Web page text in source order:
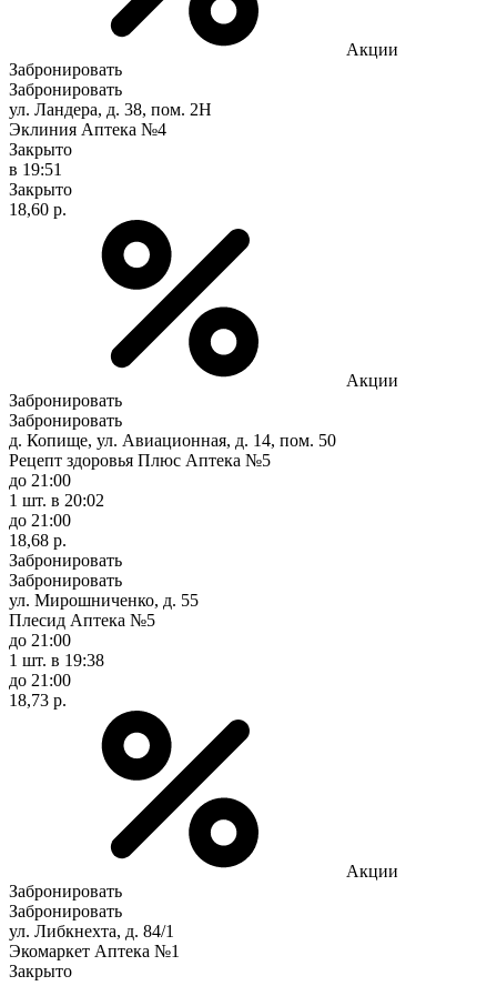
Акции
Забронировать
Забронировать
ул. Ландера, д. 38, пом. 2Н
Эклиния Аптека №4
Закрыто
в 19:51
Закрыто
18,60 р.
Акции
Забронировать
Забронировать
д. Копище, ул. Авиационная, д. 14, пом. 50
Рецепт здоровья Плюс Аптека №5
до 21:00
1 шт. в 20:02
до 21:00
18,68 р.
Забронировать
Забронировать
ул. Мирошниченко, д. 55
Плесид Аптека №5
до 21:00
1 шт. в 19:38
до 21:00
18,73 р.
Акции
Забронировать
Забронировать
ул. Либкнехта, д. 84/1
Экомаркет Аптека №1
Закрыто